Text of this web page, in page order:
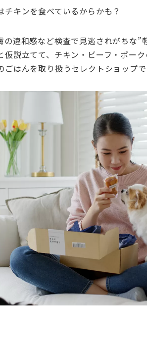
チキンを食べているからかも？
の違和感など検査で見逃されがちな”
説立てて、チキン・ビーフ・ポー
はんを取り扱うセレクトショップで